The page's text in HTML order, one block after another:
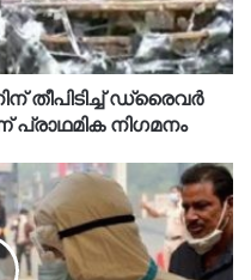
തീപിടിച്ച് ഡ്രൈവര്‍
നിഗമനം